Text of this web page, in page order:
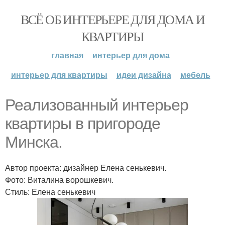
ВСЁ ОБ ИНТЕРЬЕРЕ ДЛЯ ДОМА И
КВАРТИРЫ
главная
интерьер для дома
интерьер для квартиры
идеи дизайна мебель
Реализованный интерьер
квартиры в пригороде
Минска.
Автор проекта: дизайнер Елена сенькевич.
Фото: Виталина ворошкевич.
Стиль: Елена сенькевич